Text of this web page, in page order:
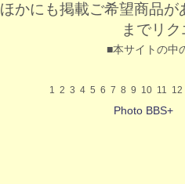
ほかにも掲載ご希望商品が
までリ
■本サイトの中
1 2 3 4 5 6 7 8 9 10 11 12
Photo BBS+